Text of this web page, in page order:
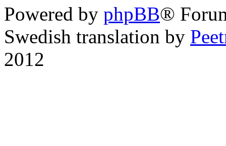
Powered by phpBB®
Swedish translation by
2012